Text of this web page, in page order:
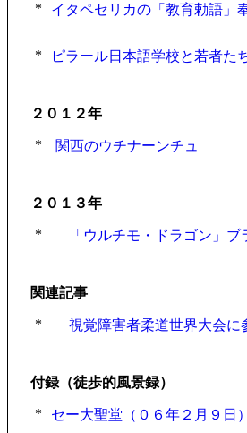
* イタペセリカの「教育勅語」
* ピラール日本語学校と若者た
２０１２年
* 関西のウチナーンチュ
２０１３年
* 「ウルチモ・ドラゴン」ブ
関連記事
* 視覚障害者柔道世界大会に
付録（徒歩的風景録）
* セー大聖堂（０６年２月９日）